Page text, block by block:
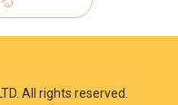
All rights reserved.